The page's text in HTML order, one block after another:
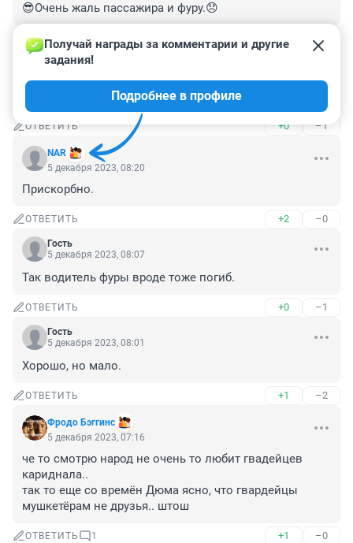
😎Очень жаль пассажира и фуру.😞
ОТВЕТИТЬ –1
Гость
ОТВЕТИТЬ +0 –1
NAR
Получай награды за комментарии и другие
задания!
Подробнее в профиле
5 декабря 2023, 08:20
Прискорбно.
ОТВЕТИТЬ +2 –0
Гость
5 декабря 2023, 08:07
Так водитель фуры вроде тоже погиб.
ОТВЕТИТЬ +0 –1
Гость
5 декабря 2023, 08:01
Хорошо, но мало.
ОТВЕТИТЬ +1 –2
Фродо Бэггинс
5 декабря 2023, 07:16
че то смотрю народ не очень то любит гвадейцев
кариднала..
так то еще со времён Дюма ясно, что гвардейцы
мушкетёрам не друзья.. штош
ОТВЕТИТЬ 1 +1 –0